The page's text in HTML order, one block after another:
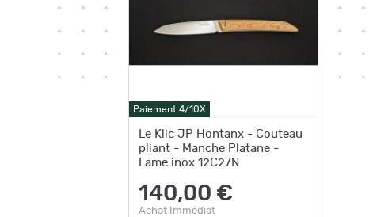
Paiement 4/10X
Le Klic JP Hontanx - Couteau
pliant - Manche Platane -
Lame inox 12C27N
140,00 €
Achat Immédiat